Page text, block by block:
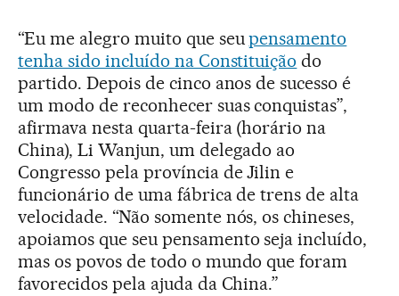
“Eu me alegro muito que seupensamento
tenha sido incluído na Constituição do
partido. Depois de cinco anos de sucesso é
um modo de reconhecer suas conquistas”,
afirmava nesta quarta-feira (horário na
China), Li Wanjun, um delegado ao
Congresso pela província de Jilin e
funcionário de uma fábrica de trens de alta
velocidade. “Não somente nós, os chineses,
apoiamos que seu pensamento seja incluído,
mas os povos de todo o mundo que foram
favorecidos pela ajuda da China.”